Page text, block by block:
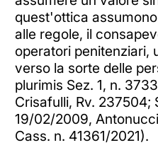
quest'ottica
alle regole, il
operatori penitenziari,
verso la sorte delle
plurimis Sez. 1, n.
Crisafulli, Rv. 237504;
19/02/2009,
Cass. n. 41361/2021).